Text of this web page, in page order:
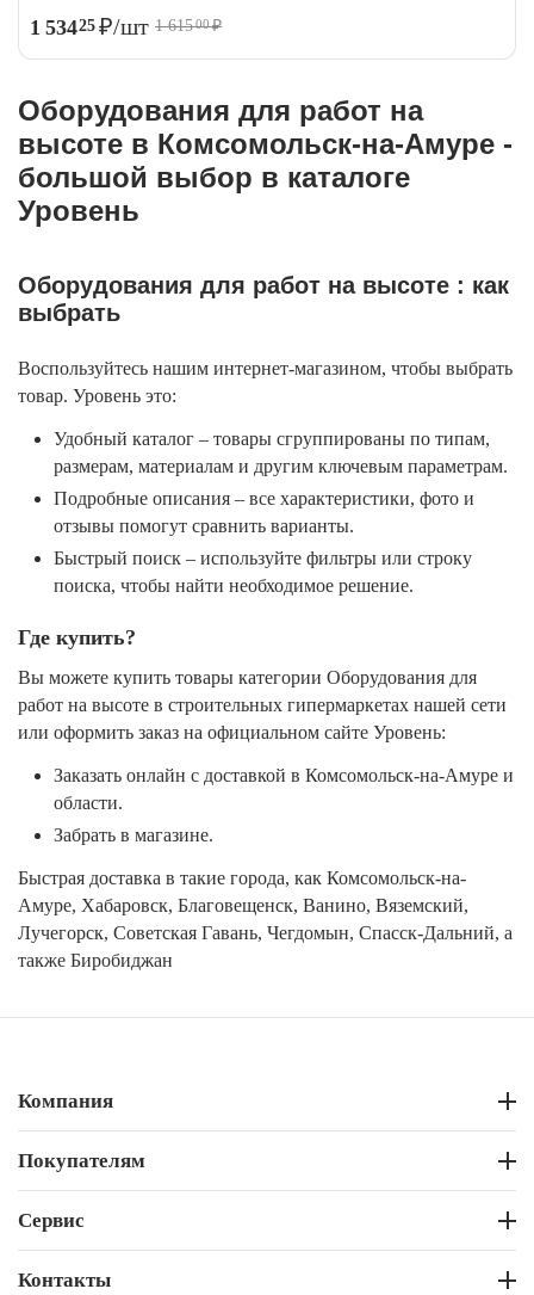
1 53425 ₽/шт 1 61500₽
Оборудования для работ на
высоте в Комсомольск-на-Амуре -
большой выбор в каталоге
Уровень
Оборудования для работ на высоте : как
выбрать
Воспользуйтесь нашим интернет-магазином, чтобы выбрать
товар. Уровень это:
Удобный каталог – товары сгруппированы по типам,
размерам, материалам и другим ключевым параметрам.
Подробные описания – все характеристики, фото и
отзывы помогут сравнить варианты.
Быстрый поиск – используйте фильтры или строку
поиска, чтобы найти необходимое решение.
Где купить?
Вы можете купить товары категории Оборудования для
работ на высоте в строительных гипермаркетах нашей сети
или оформить заказ на официальном сайте Уровень:
Заказать онлайн с доставкой в Комсомольск-на-Амуре и
области.
Забрать в магазине.
Быстрая доставка в такие города, как Комсомольск-на-
Амуре, Хабаровск, Благовещенск, Ванино, Вяземский,
Лучегорск, Советская Гавань, Чегдомын, Спасск-Дальний, а
также Биробиджан
Компания
Покупателям
Сервис
Контакты